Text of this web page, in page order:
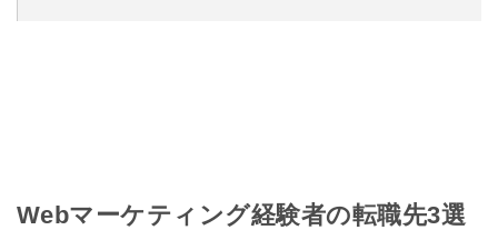
Webマーケティング経験者の転職先3選